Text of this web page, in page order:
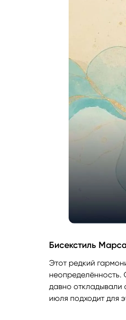
Бисекстиль
Этот редкий
неопределённость.
давно откладывали
июля подходит для